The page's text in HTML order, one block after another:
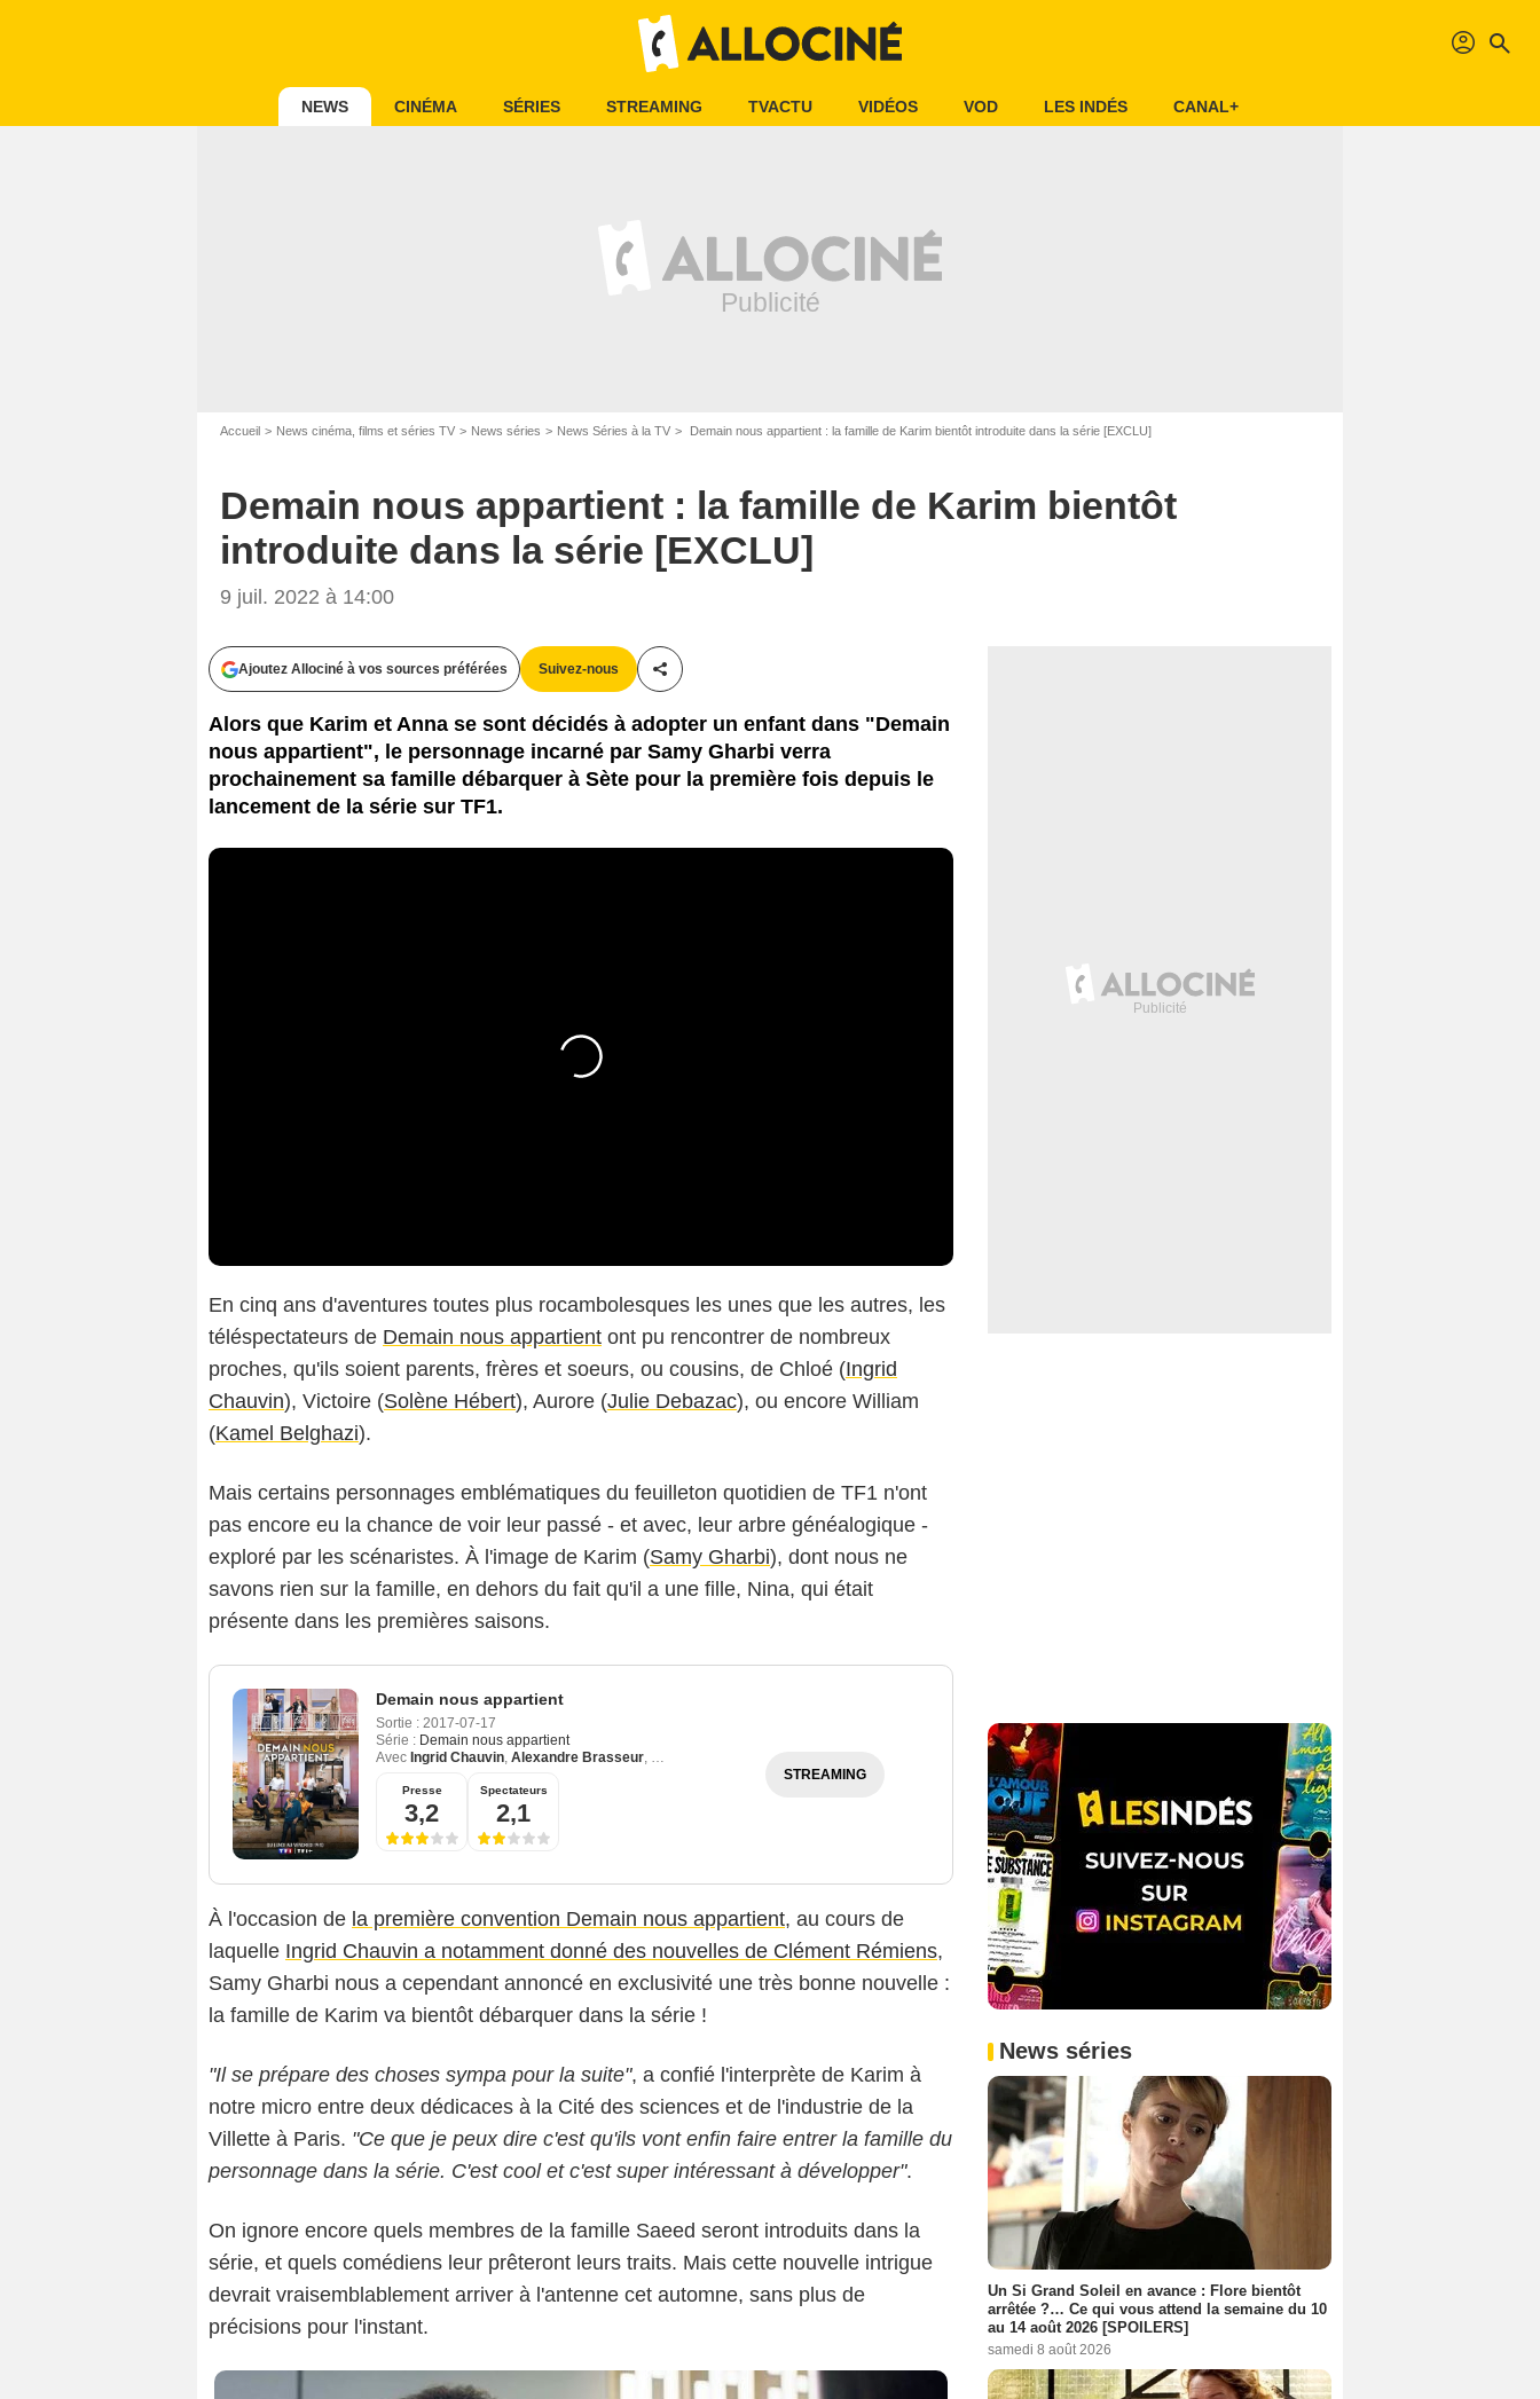
profil search
NEWS CINÉMA SÉRIES STREAMING TVACTU VIDÉOS VOD LES INDÉS CANAL+
Accueil News cinéma, films et séries TV News séries News Séries à la TV Demain nous appartient : la famille de Karim bientôt introduite dans la série [EXCLU]
Demain nous appartient : la famille de Karim bientôt
introduite dans la série [EXCLU]
9 juil. 2022 à 14:00
Ajoutez Allociné à vos sources préférées Suivez-nous
Partager cet article
Alors que Karim et Anna se sont décidés à adopter un enfant dans "Demain
nous appartient", le personnage incarné par Samy Gharbi verra
prochainement sa famille débarquer à Sète pour la première fois depuis le
lancement de la série sur TF1.
En cinq ans d'aventures toutes plus rocambolesques les unes que les autres, les
téléspectateurs de Demain nous appartient ont pu rencontrer de nombreux
proches, qu'ils soient parents, frères et soeurs, ou cousins, de Chloé (Ingrid
Chauvin), Victoire (Solène Hébert), Aurore (Julie Debazac), ou encore William
(Kamel Belghazi).
Mais certains personnages emblématiques du feuilleton quotidien de TF1 n'ont
pas encore eu la chance de voir leur passé - et avec, leur arbre généalogique -
exploré par les scénaristes. À l'image de Karim (Samy Gharbi), dont nous ne
savons rien sur la famille, en dehors du fait qu'il a une fille, Nina, qui était
présente dans les premières saisons.
Demain nous appartient
Sortie : 2017-07-17
Série : Demain nous appartient
Avec Ingrid Chauvin, Alexandre Brasseur, Julie Debazac
Presse
3,2
Spectateurs
2,1
STREAMING
À l'occasion de la première convention Demain nous appartient, au cours de
laquelle Ingrid Chauvin a notamment donné des nouvelles de Clément Rémiens,
Samy Gharbi nous a cependant annoncé en exclusivité une très bonne nouvelle :
la famille de Karim va bientôt débarquer dans la série !
"Il se prépare des choses sympa pour la suite", a confié l'interprète de Karim à
notre micro entre deux dédicaces à la Cité des sciences et de l'industrie de la
Villette à Paris. "Ce que je peux dire c'est qu'ils vont enfin faire entrer la famille du
personnage dans la série. C'est cool et c'est super intéressant à développer".
On ignore encore quels membres de la famille Saeed seront introduits dans la
série, et quels comédiens leur prêteront leurs traits. Mais cette nouvelle intrigue
devrait vraisemblablement arriver à l'antenne cet automne, sans plus de
précisions pour l'instant.
News séries
Un Si Grand Soleil en avance : Flore bientôt
arrêtée ?… Ce qui vous attend la semaine du 10
au 14 août 2026 [SPOILERS]
samedi 8 août 2026